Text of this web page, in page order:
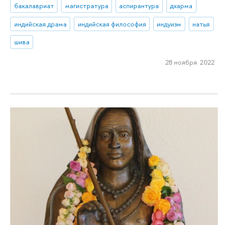
бакалавриат
магистратура аспирантура
дхарма
индийская драма
индийская философия индуизм
натья
шива
28 ноября 2022